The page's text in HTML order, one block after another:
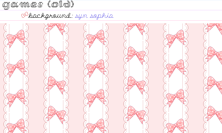
games (old)
background:syn sophia